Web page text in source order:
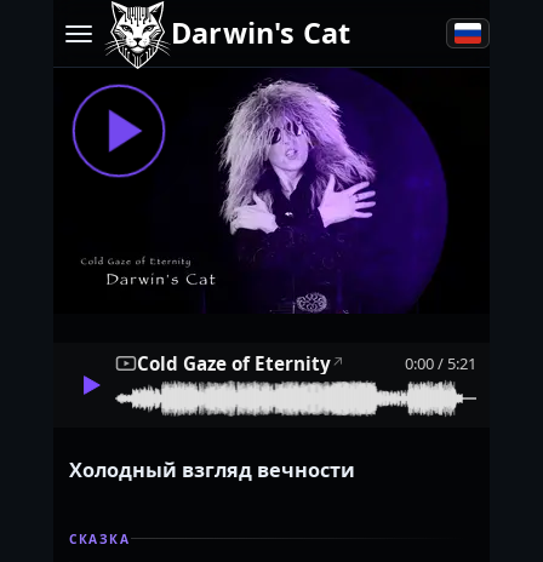
Darwin's Cat
Cold Gaze of Eternity↗ 0:00 / 5:21
Холодный взгляд вечности
СКАЗКА